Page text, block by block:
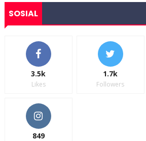
SOSIAL
3.5k
Likes
1.7k
Followers
849